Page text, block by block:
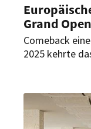
Grand
Comeback
2025 kehrte
Zahlreiche
Wirtschaft,
feierten das